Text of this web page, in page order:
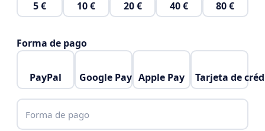
5 €
10 € 20 € 40 € 80 €
Forma de pago
PayPal Google Pay Apple Pay Tarjeta de
Forma de pago